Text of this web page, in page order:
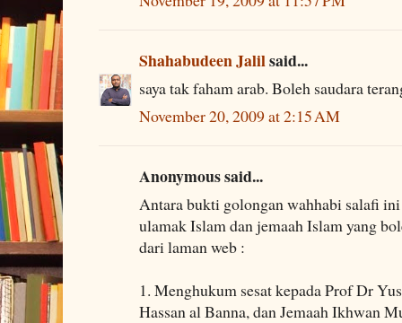
Shahabudeen Jalilsaid...
saya tak faham arab. Boleh saudara
November 20, 2009 at 2:15 AM
Anonymous said...
Antara bukti golongan wahhabi salafi
ulamak Islam dan jemaah Islam yang
dari laman web :
1. Menghukum sesat kepada Prof Dr
Hassan al Banna, dan Jemaah Ikhwan